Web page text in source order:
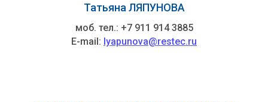
Татьяна ЛЯПУНОВА
моб. тел.: +7 911 914 3885
E-mail: lyapunova@restec.ru